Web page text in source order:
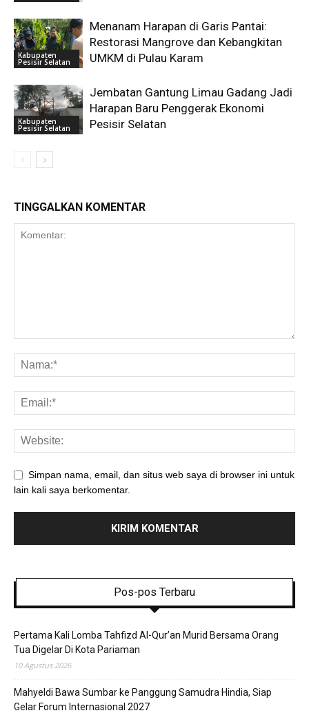
Kabupaten
Pesisir Selatan
Menanam Harapan di Garis Pantai:
Restorasi Mangrove dan Kebangkitan
UMKM di Pulau Karam
Kabupaten
Pesisir Selatan
Jembatan Gantung Limau Gadang Jadi
Harapan Baru Penggerak Ekonomi
Pesisir Selatan
TINGGALKAN KOMENTAR
Simpan nama, email, dan situs web saya di browser ini untuk
lain kali saya berkomentar.
Pos-pos Terbaru
Pertama Kali Lomba Tahfizd Al-Qur’an Murid Bersama Orang
Tua Digelar Di Kota Pariaman
10 Agustus 2026
Mahyeldi Bawa Sumbar ke Panggung Samudra Hindia, Siap
Gelar Forum Internasional 2027